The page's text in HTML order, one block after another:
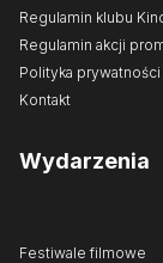
Regulamin klubu
Regulamin akcji
Polityka
Kontakt
Wydarzenia
Festiwale filmowe